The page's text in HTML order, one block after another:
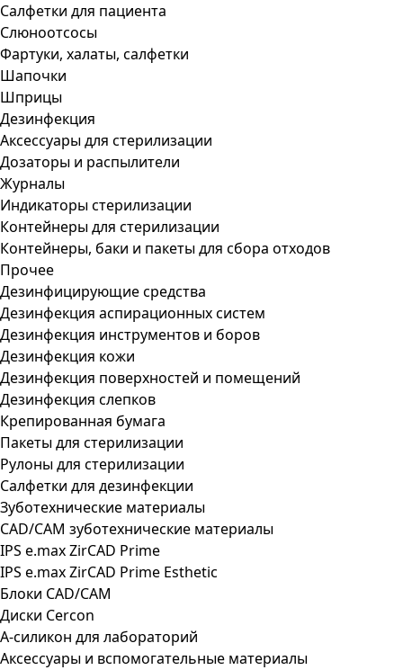
Салфетки для пациента
Слюноотсосы
Фартуки, халаты, салфетки
Шапочки
Шприцы
Дезинфекция
Аксессуары для стерилизации
Дозаторы и распылители
Журналы
Индикаторы стерилизации
Контейнеры для стерилизации
Контейнеры, баки и пакеты для сбора отходов
Прочее
Дезинфицирующие средства
Дезинфекция аспирационных систем
Дезинфекция инструментов и боров
Дезинфекция кожи
Дезинфекция поверхностей и помещений
Дезинфекция слепков
Крепированная бумага
Пакеты для стерилизации
Рулоны для стерилизации
Салфетки для дезинфекции
Зуботехнические материалы
CAD/CAM зуботехнические материалы
IPS e.max ZirCAD Prime
IPS e.max ZirCAD Prime Esthetic
Блоки CAD/CAM
Диски Cercon
А-силикон для лабораторий
Аксессуары и вспомогательные материалы